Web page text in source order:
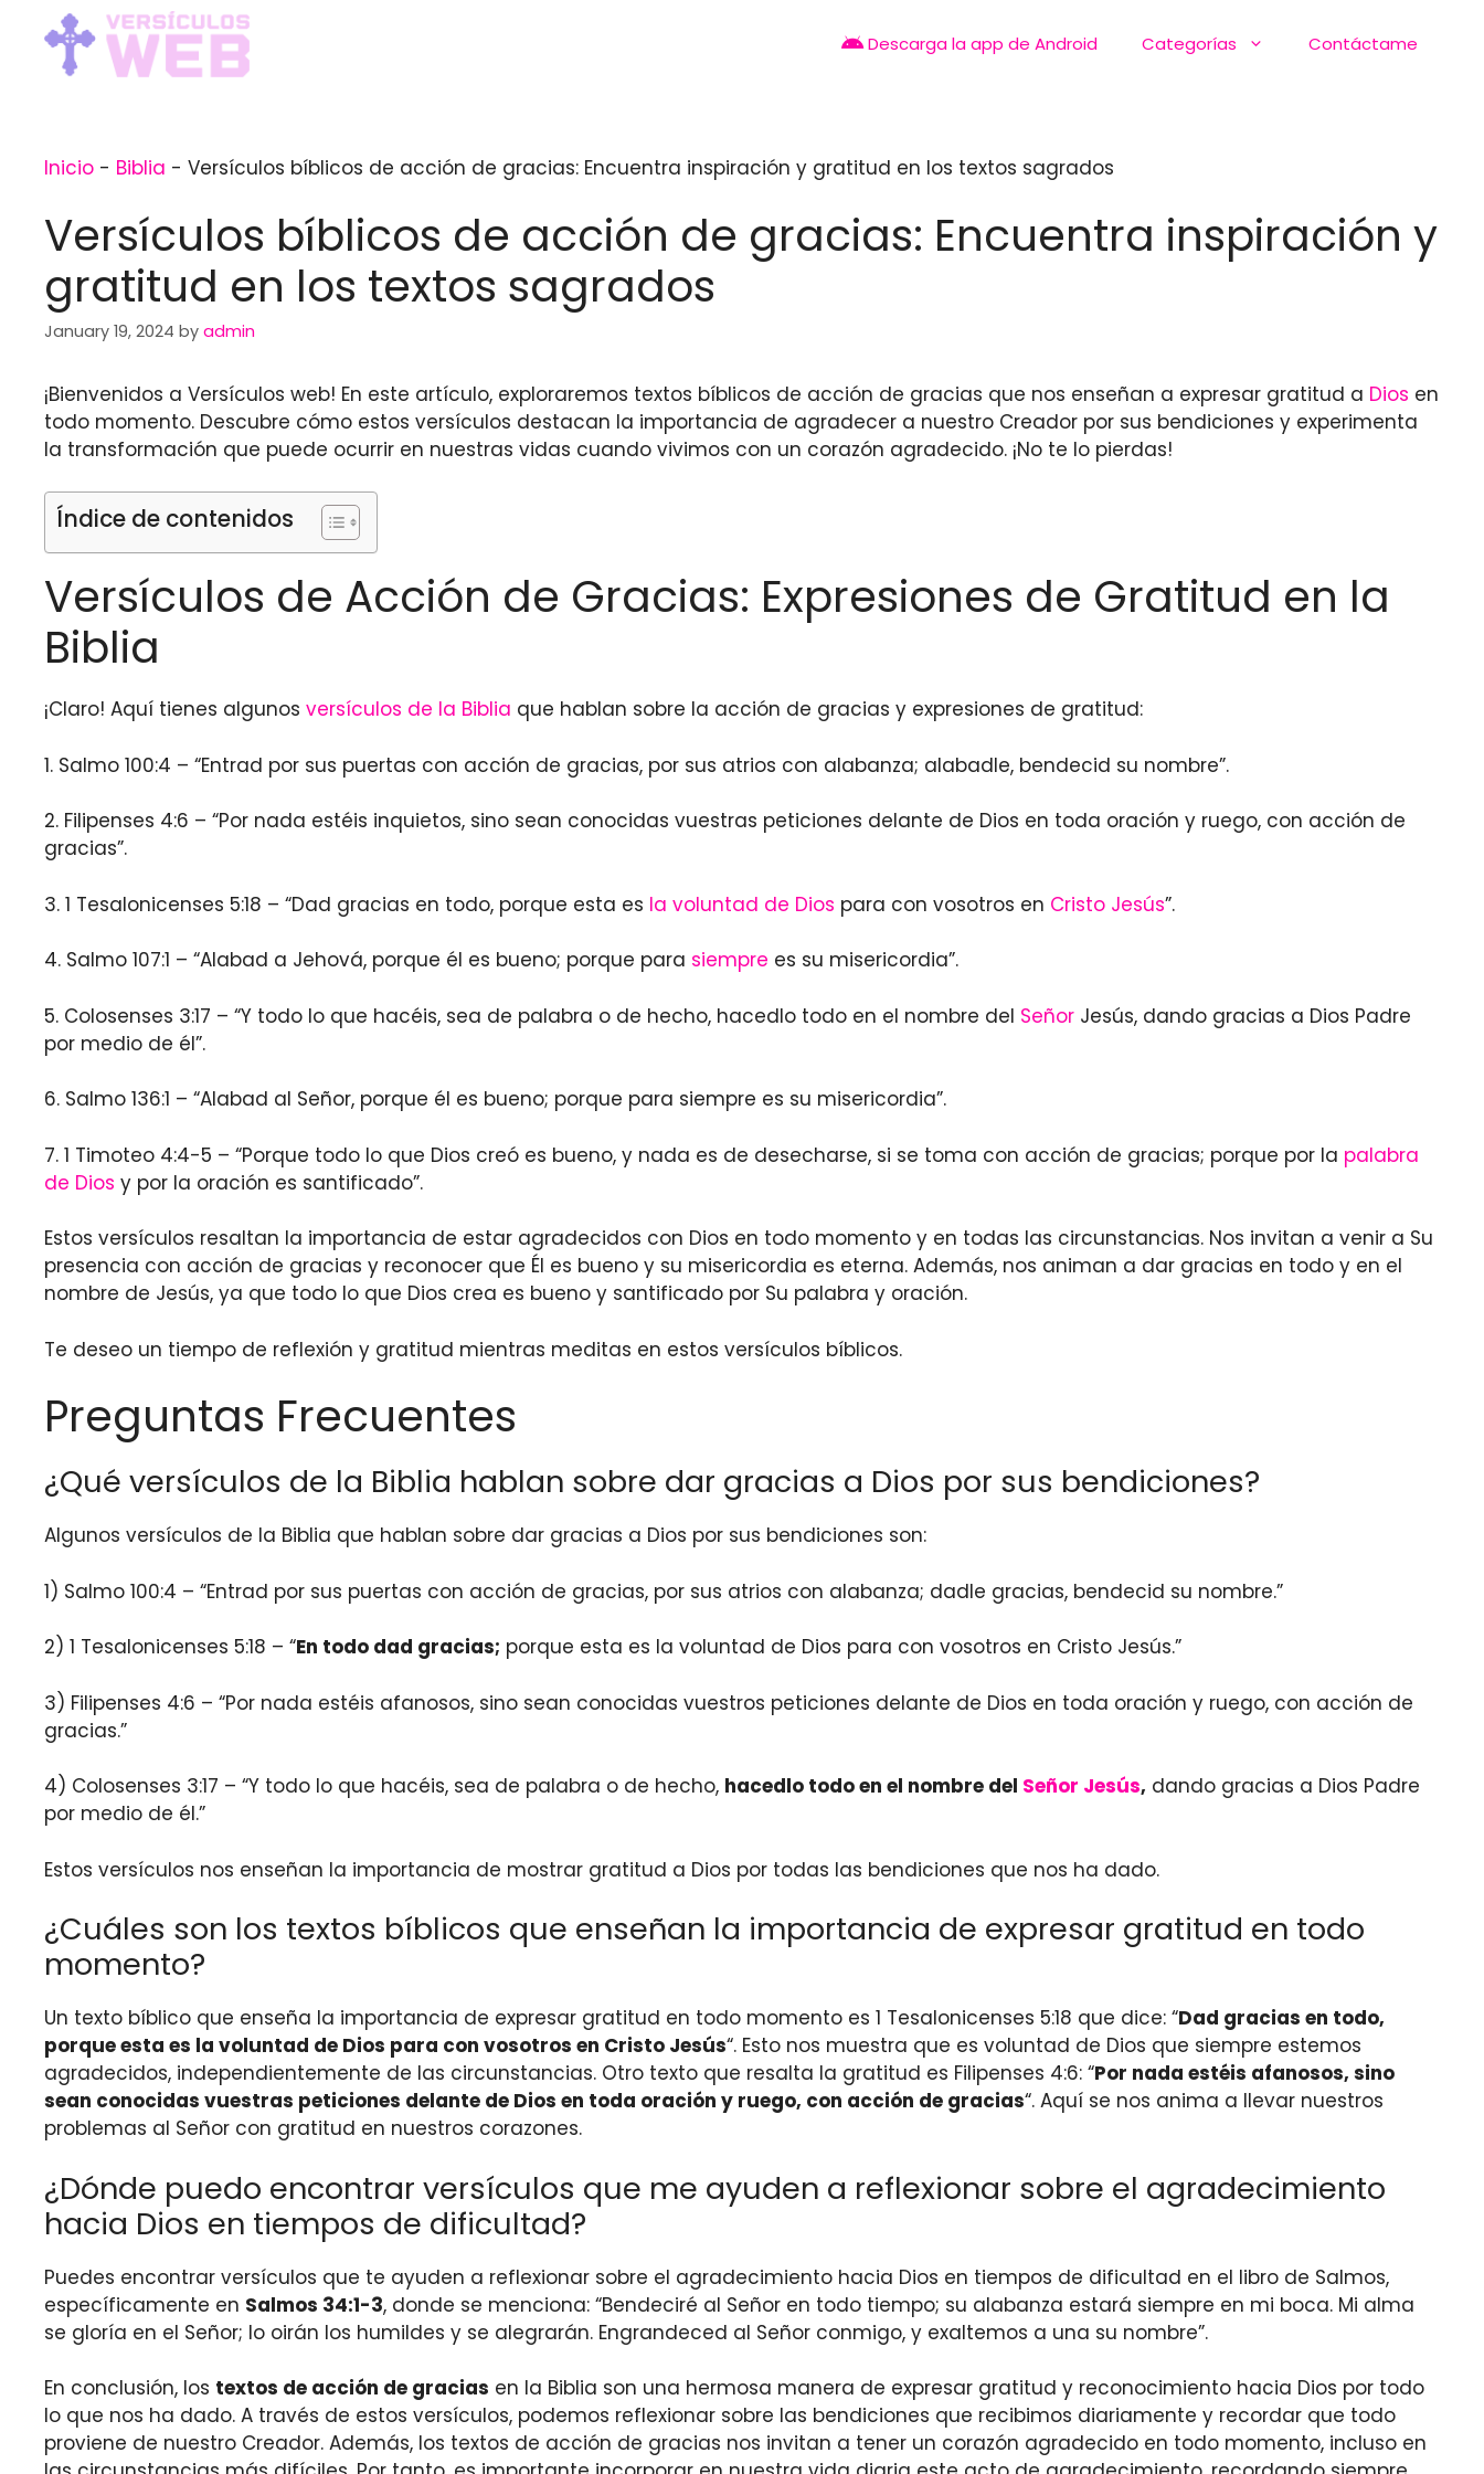
content
Descarga la app de Android Categorías Contáctame
Inicio - Biblia - Versículos bíblicos de acción de gracias: Encuentra inspiración y gratitud en los textos sagrados
Versículos bíblicos de acción de gracias: Encuentra inspiración y
gratitud en los textos sagrados
January 19, 2024 by admin
¡Bienvenidos a Versículos web! En este artículo, exploraremos textos bíblicos de acción de gracias que nos enseñan a expresar gratitud a Dios en
todo momento. Descubre cómo estos versículos destacan la importancia de agradecer a nuestro Creador por sus bendiciones y experimenta
la transformación que puede ocurrir en nuestras vidas cuando vivimos con un corazón agradecido. ¡No te lo pierdas!
Índice de contenidos
Versículos de Acción de Gracias: Expresiones de Gratitud en la
Biblia
¡Claro! Aquí tienes algunos versículos de la Biblia que hablan sobre la acción de gracias y expresiones de gratitud:
1. Salmo 100:4 – “Entrad por sus puertas con acción de gracias, por sus atrios con alabanza; alabadle, bendecid su nombre”.
2. Filipenses 4:6 – “Por nada estéis inquietos, sino sean conocidas vuestras peticiones delante de Dios en toda oración y ruego, con acción de
gracias”.
3. 1 Tesalonicenses 5:18 – “Dad gracias en todo, porque esta es la voluntad de Dios para con vosotros en Cristo Jesús”.
4. Salmo 107:1 – “Alabad a Jehová, porque él es bueno; porque para siempre es su misericordia”.
5. Colosenses 3:17 – “Y todo lo que hacéis, sea de palabra o de hecho, hacedlo todo en el nombre del Señor Jesús, dando gracias a Dios Padre
por medio de él”.
6. Salmo 136:1 – “Alabad al Señor, porque él es bueno; porque para siempre es su misericordia”.
7. 1 Timoteo 4:4-5 – “Porque todo lo que Dios creó es bueno, y nada es de desecharse, si se toma con acción de gracias; porque por la palabra
de Dios y por la oración es santificado”.
Estos versículos resaltan la importancia de estar agradecidos con Dios en todo momento y en todas las circunstancias. Nos invitan a venir a Su
presencia con acción de gracias y reconocer que Él es bueno y su misericordia es eterna. Además, nos animan a dar gracias en todo y en el
nombre de Jesús, ya que todo lo que Dios crea es bueno y santificado por Su palabra y oración.
Te deseo un tiempo de reflexión y gratitud mientras meditas en estos versículos bíblicos.
Preguntas Frecuentes
¿Qué versículos de la Biblia hablan sobre dar gracias a Dios por sus bendiciones?
Algunos versículos de la Biblia que hablan sobre dar gracias a Dios por sus bendiciones son:
1) Salmo 100:4 – “Entrad por sus puertas con acción de gracias, por sus atrios con alabanza; dadle gracias, bendecid su nombre.”
2) 1 Tesalonicenses 5:18 – “En todo dad gracias; porque esta es la voluntad de Dios para con vosotros en Cristo Jesús.”
3) Filipenses 4:6 – “Por nada estéis afanosos, sino sean conocidas vuestros peticiones delante de Dios en toda oración y ruego, con acción de
gracias.”
4) Colosenses 3:17 – “Y todo lo que hacéis, sea de palabra o de hecho, hacedlo todo en el nombre del Señor Jesús, dando gracias a Dios Padre
por medio de él.”
Estos versículos nos enseñan la importancia de mostrar gratitud a Dios por todas las bendiciones que nos ha dado.
¿Cuáles son los textos bíblicos que enseñan la importancia de expresar gratitud en todo
momento?
Un texto bíblico que enseña la importancia de expresar gratitud en todo momento es 1 Tesalonicenses 5:18 que dice: “Dad gracias en todo,
porque esta es la voluntad de Dios para con vosotros en Cristo Jesús“. Esto nos muestra que es voluntad de Dios que siempre estemos
agradecidos, independientemente de las circunstancias. Otro texto que resalta la gratitud es Filipenses 4:6: “Por nada estéis afanosos, sino
sean conocidas vuestras peticiones delante de Dios en toda oración y ruego, con acción de gracias“. Aquí se nos anima a llevar nuestros
problemas al Señor con gratitud en nuestros corazones.
¿Dónde puedo encontrar versículos que me ayuden a reflexionar sobre el agradecimiento
hacia Dios en tiempos de dificultad?
Puedes encontrar versículos que te ayuden a reflexionar sobre el agradecimiento hacia Dios en tiempos de dificultad en el libro de Salmos,
específicamente en Salmos 34:1-3, donde se menciona: “Bendeciré al Señor en todo tiempo; su alabanza estará siempre en mi boca. Mi alma
se gloría en el Señor; lo oirán los humildes y se alegrarán. Engrandeced al Señor conmigo, y exaltemos a una su nombre”.
En conclusión, los textos de acción de gracias en la Biblia son una hermosa manera de expresar gratitud y reconocimiento hacia Dios por todo
lo que nos ha dado. A través de estos versículos, podemos reflexionar sobre las bendiciones que recibimos diariamente y recordar que todo
proviene de nuestro Creador. Además, los textos de acción de gracias nos invitan a tener un corazón agradecido en todo momento, incluso en